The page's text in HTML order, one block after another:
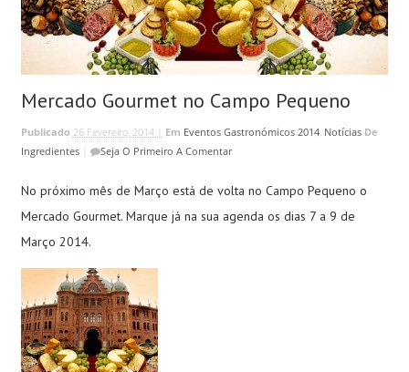
Mercado Gourmet no Campo Pequeno
Publicado 26 Fevereiro, 2014 | Em Eventos Gastronómicos 2014, Notícias De
Ingredientes| Seja O Primeiro A Comentar
No próximo mês de Março está de volta no Campo Pequeno o
Mercado Gourmet. Marque já na sua agenda os dias 7 a 9 de
Março 2014.